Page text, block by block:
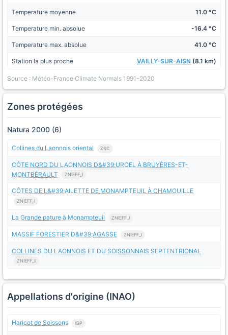
Temperature moyenne 11.0 °C
Temperature min. absolue -16.4 °C
Temperature max. absolue 41.0 °C
Station la plus proche VAILLY-SUR-AISN (8.1 km)
Source : Météo-France Climate Normals 1991-2020
Zones protégées
Natura 2000 (6)
Collines du Laonnois oriental ZSC
CÔTE NORD DU LAONNOIS D&#39;URCEL À BRUYÈRES-ET-
MONTBÉRAULT
ZNIEFF_I
CÔTES DE L&#39;AILETTE DE MONAMPTEUIL À CHAMOUILLE
ZNIEFF_I
La Grande pature à Monampteuil ZNIEFF_I
MASSIF FORESTIER D&#39;AGASSE ZNIEFF_I
COLLINES DU LAONNOIS ET DU SOISSONNAIS SEPTENTRIONAL
ZNIEFF_II
Appellations d'origine (INAO)
Haricot de Soissons IGP